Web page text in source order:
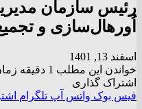
رئیس سازمان
اُورهال‌سازی و
اسفند 13, 1401
خواندن این مطلب 1 دقیقه زمان میبرد
اشتراک گذاری
فیس بوک واتس آپ تلگرام